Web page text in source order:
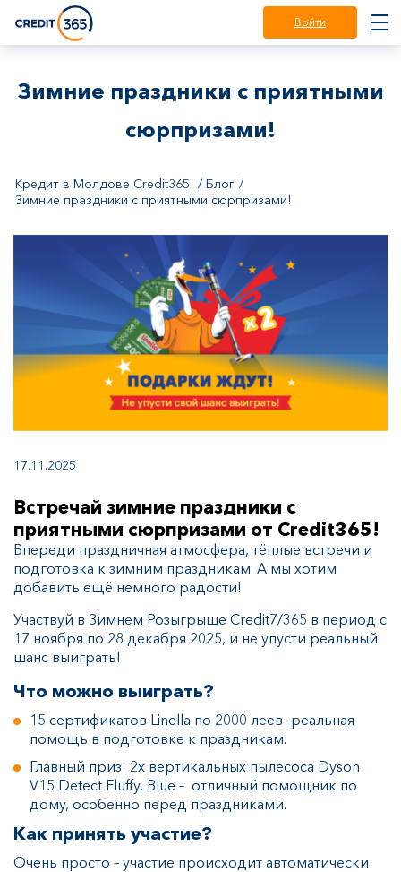
Войти
Зимние праздники с приятными
сюрпризами!
Кредит в Молдове Credit365
Блог
Зимние праздники с приятными сюрпризами!
17.11.2025
Встречай зимние праздники с
приятными сюрпризами от Credit365!
Впереди праздничная атмосфера, тёплые встречи и
подготовка к зимним праздникам. А мы хотим
добавить ещё немного радости!
Участвуй в Зимнем Розыгрыше Credit7/365 в период с
17 ноября по 28 декабря 2025, и не упусти реальный
шанс выиграть!
Что можно выиграть?
15 сертификатов Linella по 2000 леев -реальная
помощь в подготовке к праздникам.
Главный приз: 2x вертикальных пылесоса Dyson
V15 Detect Fluffy, Blue – отличный помощник по
дому, особенно перед праздниками.
Как принять участие?
Очень просто – участие происходит автоматически: